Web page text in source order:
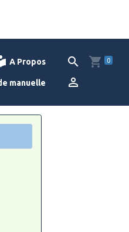
A Propos
manuelle
0